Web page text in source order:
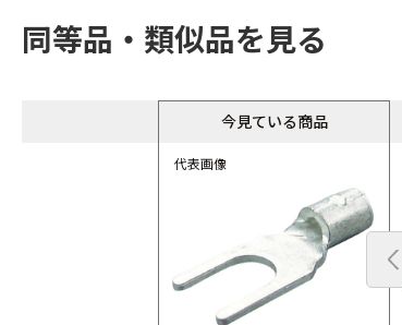
同等品・類似品を見る
今見ている商品
代表画像